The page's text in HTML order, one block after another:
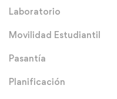
Laboratorio
Movilidad Estudiantil
Pasantía
Planificación